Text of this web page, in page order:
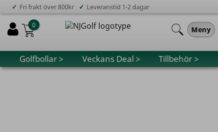
✓ Fri frakt över 800kr ✓ Leveranstid 1-2 dagar
Meny
0
Golfbollar > Veckans Deal > Tillbehör >